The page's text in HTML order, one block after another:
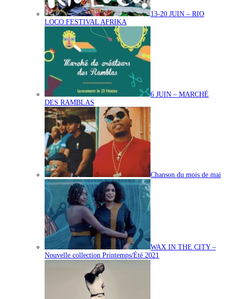
13-20 JUIN – RIO
LOCO FESTIVAL AFRIKA
6 JUIN – MARCHÉ
DES RAMBLAS
Chanson du mois de mai
WAX IN THE CITY –
Nouvelle collection Printemps/Été 2021